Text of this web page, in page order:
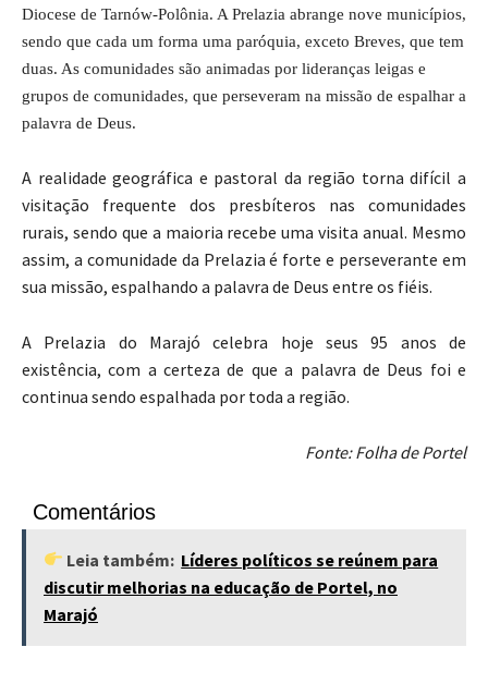
Diocese de Tarnów-Polônia. A Prelazia abrange nove municípios,
sendo que cada um forma uma paróquia, exceto Breves, que tem
duas. As comunidades são animadas por lideranças leigas e
grupos de comunidades, que perseveram na missão de espalhar a
palavra de Deus.
A realidade geográfica e pastoral da região torna difícil a
visitação frequente dos presbíteros nas comunidades
rurais, sendo que a maioria recebe uma visita anual. Mesmo
assim, a comunidade da Prelazia é forte e perseverante em
sua missão, espalhando a palavra de Deus entre os fiéis.
A Prelazia do Marajó celebra hoje seus 95 anos de
existência, com a certeza de que a palavra de Deus foi e
continua sendo espalhada por toda a região.
Fonte: Folha de Portel
Comentários
Leia também: Líderes políticos se reúnem para
discutir melhorias na educação de Portel, no
Marajó